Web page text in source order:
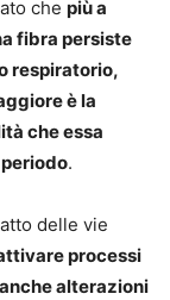
che più a
fibra persiste
respiratorio,
è la
che essa
.
delle vie
processi
alterazioni